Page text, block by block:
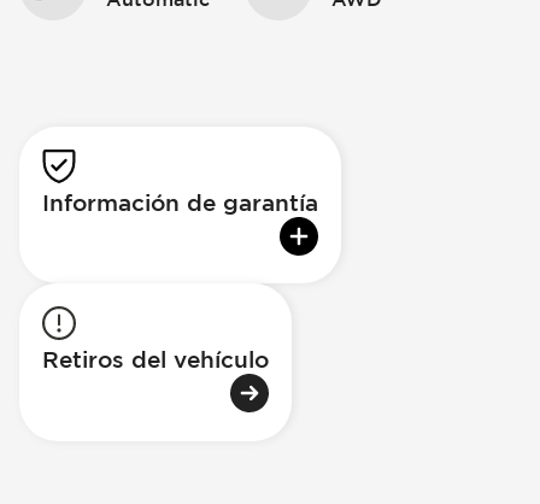
Información de garantía
Retiros del vehículo